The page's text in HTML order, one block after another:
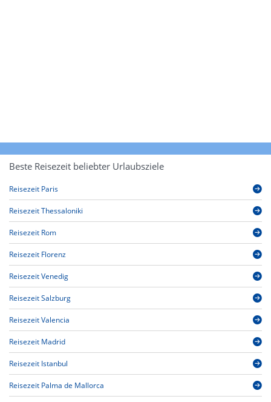
Beste Reisezeit beliebter Urlaubsziele
Reisezeit Paris
Reisezeit Thessaloniki
Reisezeit Rom
Reisezeit Florenz
Reisezeit Venedig
Reisezeit Salzburg
Reisezeit Valencia
Reisezeit Madrid
Reisezeit Istanbul
Reisezeit Palma de Mallorca